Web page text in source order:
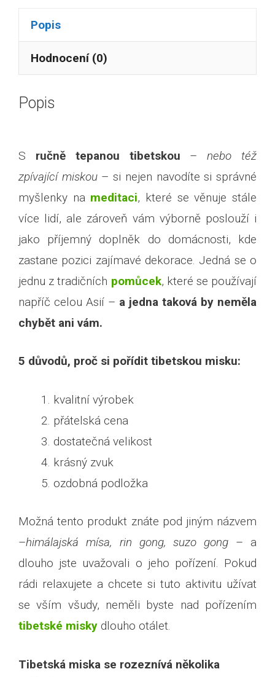
Popis
Hodnocení (0)
Popis
S ručně tepanou tibetskou –nebo též
zpívající miskou– si nejen navodíte si správné
myšlenky na meditaci, které se věnuje stále
více lidí, ale zároveň vám výborně poslouží i
jako příjemný doplněk do domácnosti, kde
zastane pozici zajímavé dekorace. Jedná se o
jednu z tradičních pomůcek, které se používají
napříč celou Asií – a jedna taková by neměla
chybět ani vám.
5 důvodů, proč si pořídit tibetskou misku:
kvalitní výrobek
přátelská cena
dostatečná velikost
krásný zvuk
ozdobná podložka
Možná tento produkt znáte pod jiným názvem
–himálajská mísa, rin gong, suzo gong – a
dlouho jste uvažovali o jeho pořízení. Pokud
rádi relaxujete a chcete si tuto aktivitu užívat
se vším všudy, neměli byste nad pořízením
tibetské misky dlouho otálet.
Tibetská miska se rozeznívá několika